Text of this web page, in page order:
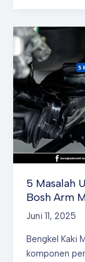
yang
Menunjukkan
Bosh
Arm
Mobil
Anda
Mulai
Rusak?
5 Masalah
Bosh Arm
Juni 11, 2025
Bengkel Kaki
komponen